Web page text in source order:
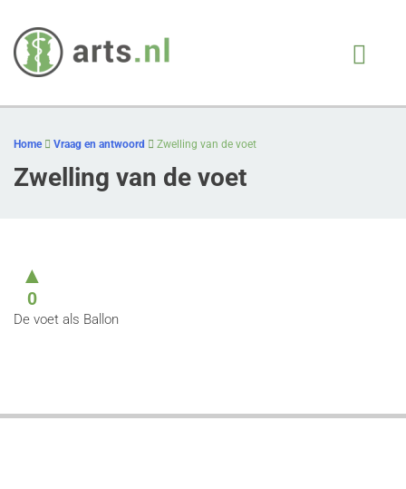
behandeling, op juiste
moment
Home Vraag en antwoord Zwelling van de voet
Zwelling van de voet
▲
0
De voet als Ballon